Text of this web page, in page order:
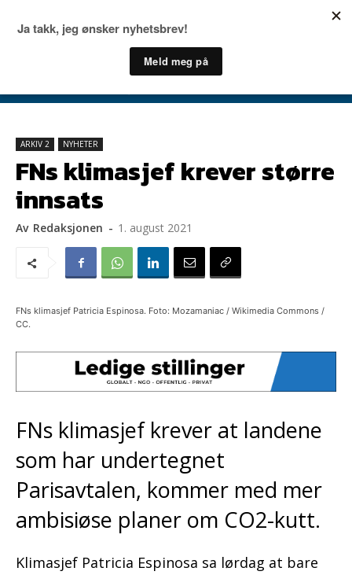
ARKIV 2 NYHETER
FNs klimasjef krever større
innsats
Av Redaksjonen - 1. august 2021
FNs klimasjef Patricia Espinosa. Foto: Mozamaniac / Wikimedia Commons /
CC.
FNs klimasjef krever at landene
som har undertegnet
Parisavtalen, kommer med mer
ambisiøse planer om CO2-kutt.
Klimasjef Patricia Espinosa sa lørdag at bare